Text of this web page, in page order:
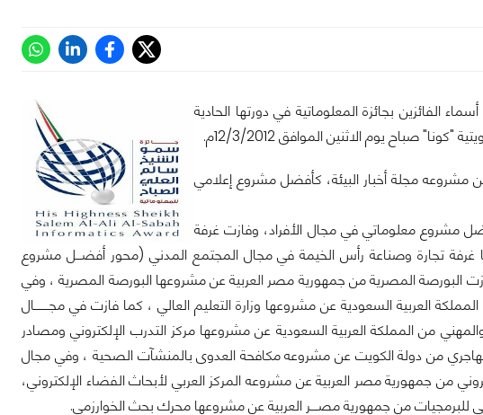
الفائزين بجائزة المعلوماتية في دورتها الحادية
عن مشروعه مجلة أخبار البيئة، كأفضل مشروع إعلامي
مشروع معلوماتي في مجال الأفراد، وفازت غرفة
غرفة تجارة وصناعة رأس الخيمة في مجال المجتمع المدني (محور أفضـــل مشروع
المصرية من جمهورية مصر العربية عن مشروعها البورصة المصرية ، وفي
العربية السعودية عن مشروعها وزارة التعليم العالي ، كما فازت في مجــــــــال
من المملكة العربية السعودية عن مشروعها مركز التدرب الإلكتروني ومصادر
من دولة الكويت عن مشروعه مكافحة العدوى بالمنشآت الصحية ، وفي مجال
من جمهورية مصر العربية عن مشروعه المركز العربي لأبحاث الفضاء الإلكتروني،
من جمهورية مصــــر العربية عن مشروعها محرك بحث الخوارزمي.